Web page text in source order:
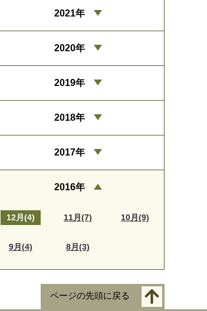
2021年
2020年
2019年
2018年
2017年
2016年
12月(4) 11月(7) 10月(9)
9月(4) 8月(3)
ページの先頭に戻る